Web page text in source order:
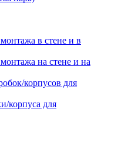
в стене и в
на стене и на
корпусов для
корпуса для